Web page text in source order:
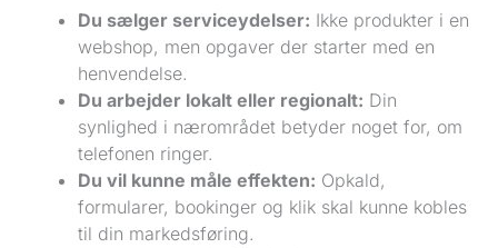
Du sælger serviceydelser: Ikke produkter i en
webshop, men opgaver der starter med en
henvendelse.
Du arbejder lokalt eller regionalt: Din
synlighed i nærområdet betyder noget for, om
telefonen ringer.
Du vil kunne måle effekten: Opkald,
formularer, bookinger og klik skal kunne kobles
til din markedsføring.